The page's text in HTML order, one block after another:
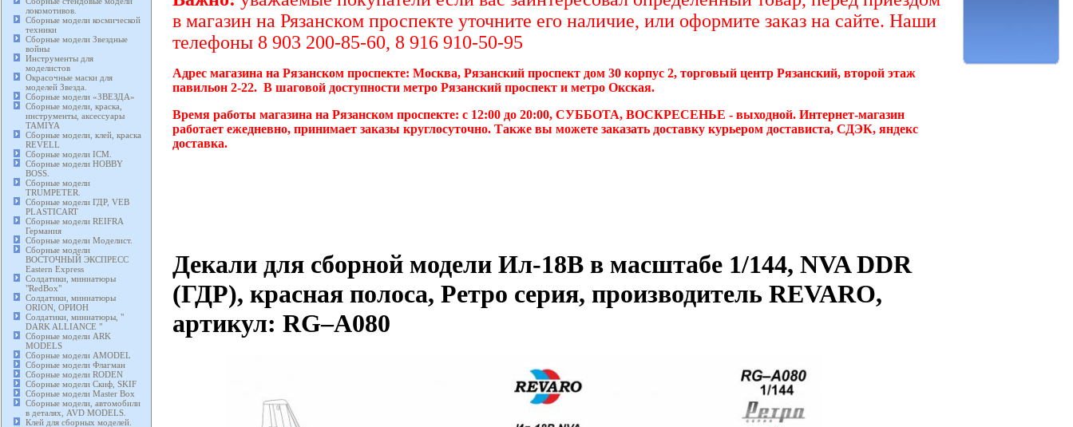
локомотивов.
Сборные модели космической
техники
Сборные модели Звездные
войны
Инструменты для
моделистов
Окрасочные маски для
моделей Звезда.
Сборные модели «ЗВЕЗДА»
Сборные модели, краска,
инструменты, аксессуары
TAMIYA
Сборные модели, клей, краска
REVELL
Сборные модели ICM.
Сборные модели HOBBY
BOSS.
Сборные модели
TRUMPETER.
Сборные модели ГДР, VEB
PLASTICART
Сборные модели REIFRA
Германия
Сборные модели Моделист.
Сборные модели
ВОСТОЧНЫЙ ЭКСПРЕСС
Eastern Express
Солдатики, миниатюры
"RedBox"
Солдатики, миниатюры
ORION, ОРИОН
Солдатики, миниатюры, "
DARK ALLIANCE "
Сборные модели ARK
MODELS
Сборные модели AMODEL
Сборные модели Флагман
Сборные модели RODEN
Сборные модели Скиф, SKIF
Сборные модели Master Box
Сборные модели, автомобили
в деталях, AVD MODELS.
Клей для сборных моделей.
в магазин на Рязанском проспекте уточните его наличие, или оформите заказ на сайте. Наши
телефоны 8 903 200-85-60, 8 916 910-50-95
Адрес магазина на Рязанском проспекте: Москва, Рязанский проспект дом 30 корпус 2, торговый центр Рязанский, второй этаж
павильон 2-22. В шаговой доступности метро Рязанский проспект и метро Окская.
Время работы магазина на Рязанском проспекте: с 12:00 до 20:00, СУББОТА, ВОСКРЕСЕНЬЕ - выходной. Интернет-магазин
работает ежедневно, принимает заказы круглосуточно. Также вы можете заказать доставку курьером достависта, СДЭК, яндекс
доставка.
Декали для сборной модели Ил-18В в масштабе 1/144, NVA DDR
(ГДР), красная полоса, Ретро серия, производитель REVARO,
артикул: RG–A080